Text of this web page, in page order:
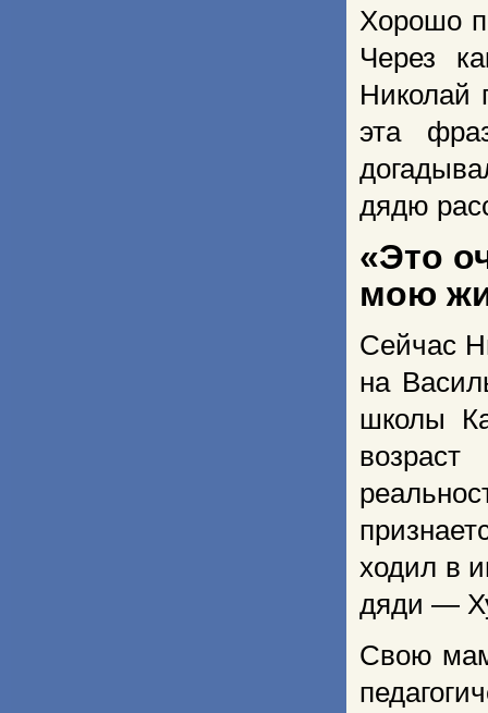
Хорошо
Через
Николай
эта
дядю
«Это
мою
Сейчас
на
школы
ходил в
дяди —
Свою